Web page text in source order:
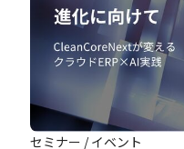
セミナー / イベント